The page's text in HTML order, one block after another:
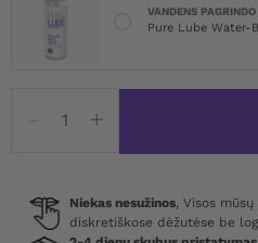
VANDENS
Pure Lube Water-
kiekis:
Bodysuit
With
Niekas nesužinos, Visos
diskretiškose dėžutėse be